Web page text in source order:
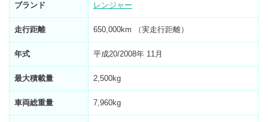
ブランド レンジャー
走行距離 650,000km （実走行距離）
年式 平成20/2008年 11月
最大積載量 2,500kg
車両総重量 7,960kg